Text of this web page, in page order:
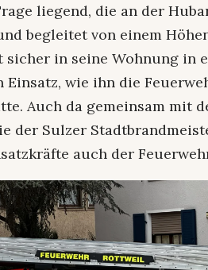
liegend, die an der
begleitet von einem
sicher in seine Wohnung in
Einsatz, wie ihn die
Auch da gemeinsam mit
der Sulzer
auch der